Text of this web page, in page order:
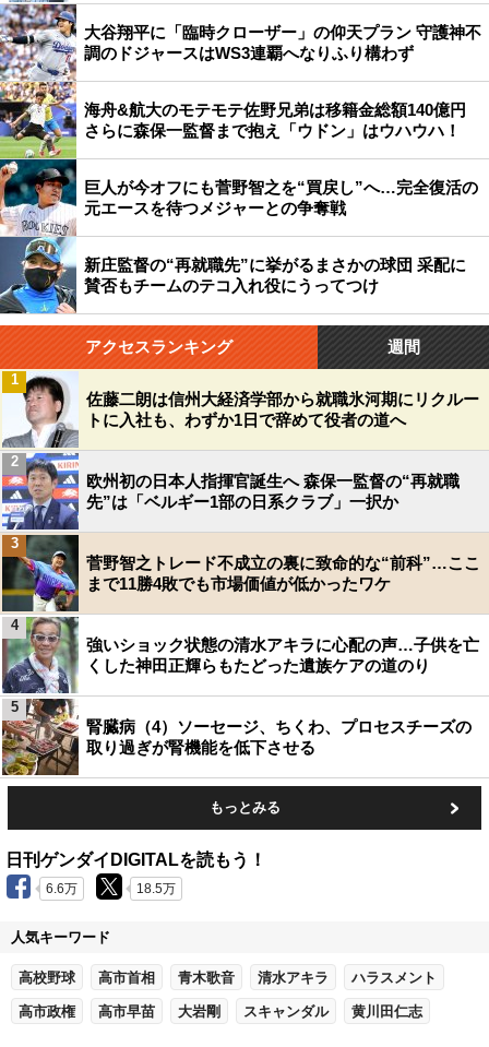
大谷翔平に「臨時クローザー」の仰天プラン 守護神不
調のドジャースはWS3連覇へなりふり構わず
海舟&航大のモテモテ佐野兄弟は移籍金総額140億円
さらに森保一監督まで抱え「ウドン」はウハウハ！
巨人が今オフにも菅野智之を“買戻し”へ…完全復活の
元エースを待つメジャーとの争奪戦
新庄監督の“再就職先”に挙がるまさかの球団 采配に
賛否もチームのテコ入れ役にうってつけ
アクセスランキング 週間
佐藤二朗は信州大経済学部から就職氷河期にリクルー
トに入社も、わずか1日で辞めて役者の道へ
1
欧州初の日本人指揮官誕生へ 森保一監督の“再就職
先”は「ベルギー1部の日系クラブ」一択か
2
菅野智之トレード不成立の裏に致命的な“前科”…ここ
まで11勝4敗でも市場価値が低かったワケ
3
強いショック状態の清水アキラに心配の声…子供を亡
くした神田正輝らもたどった遺族ケアの道のり
4
腎臓病（4）ソーセージ、ちくわ、プロセスチーズの
取り過ぎが腎機能を低下させる
5
もっとみる
日刊ゲンダイDIGITALを読もう！
6.6万 18.5万
人気キーワード
高校野球 高市首相 青木歌音 清水アキラ ハラスメント
高市政権 高市早苗 大岩剛 スキャンダル 黄川田仁志